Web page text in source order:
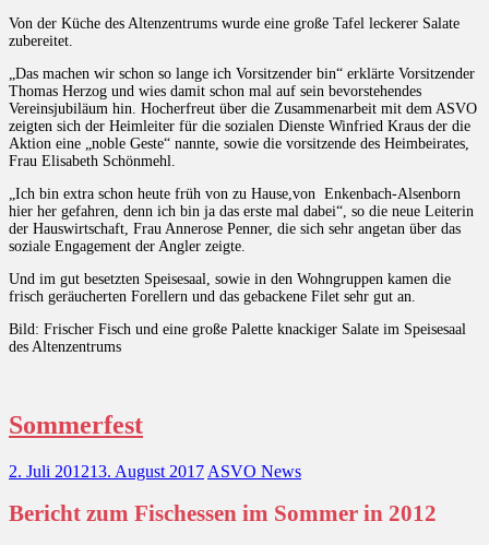
Von der Küche des Altenzentrums wurde eine große Tafel leckerer Salate
zubereitet.
„Das machen wir schon so lange ich Vorsitzender bin“ erklärte Vorsitzender
Thomas Herzog und wies damit schon mal auf sein bevorstehendes
Vereinsjubiläum hin. Hocherfreut über die Zusammenarbeit mit dem ASVO
zeigten sich der Heimleiter für die sozialen Dienste Winfried Kraus der die
Aktion eine „noble Geste“ nannte, sowie die vorsitzende des Heimbeirates,
Frau Elisabeth Schönmehl.
„Ich bin extra schon heute früh von zu Hause,von Enkenbach-Alsenborn
hier her gefahren, denn ich bin ja das erste mal dabei“, so die neue Leiterin
der Hauswirtschaft, Frau Annerose Penner, die sich sehr angetan über das
soziale Engagement der Angler zeigte.
Und im gut besetzten Speisesaal, sowie in den Wohngruppen kamen die
frisch geräucherten Forellern und das gebackene Filet sehr gut an.
Bild: Frischer Fisch und eine große Palette knackiger Salate im Speisesaal
des Altenzentrums
Sommerfest
2. Juli 201213. August 2017 ASVO News
Bericht zum Fischessen im Sommer in 2012